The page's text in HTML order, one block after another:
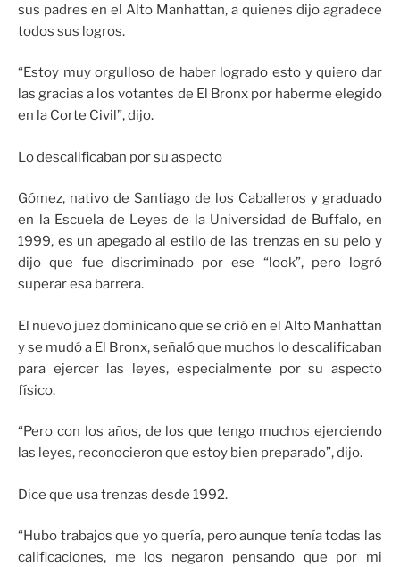
sus padres en el Alto Manhattan, a quienes dijo agradece
todos sus logros.
“Estoy muy orgulloso de haber logrado esto y quiero dar
las gracias a los votantes de El Bronx por haberme elegido
en la Corte Civil”, dijo.
Lo descalificaban por su aspecto
Gómez, nativo de Santiago de los Caballeros y graduado
en la Escuela de Leyes de la Universidad de Buffalo, en
1999, es un apegado al estilo de las trenzas en su pelo y
dijo que fue discriminado por ese “look”, pero logró
superar esa barrera.
El nuevo juez dominicano que se crió en el Alto Manhattan
y se mudó a El Bronx, señaló que muchos lo descalificaban
para ejercer las leyes, especialmente por su aspecto
físico.
“Pero con los años, de los que tengo muchos ejerciendo
las leyes, reconocieron que estoy bien preparado”, dijo.
Dice que usa trenzas desde 1992.
“Hubo trabajos que yo quería, pero aunque tenía todas las
calificaciones, me los negaron pensando que por mi